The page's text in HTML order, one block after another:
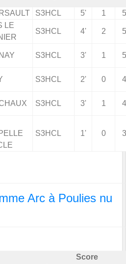
S3HCL 5' 1
LE
S3HCL 4' 2
S3HCL 3' 1
S3HCL 2' 0
S3HCL 3' 1
S3HCL 1' 0
Arc à Poulies nu
Score